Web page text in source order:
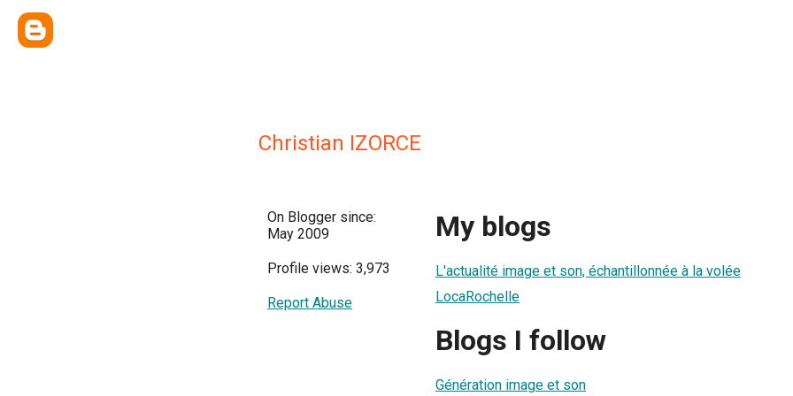
Christian IZORCE
On Blogger since:
May 2009
Profile views: 3,973
Report Abuse
My blogs
L'actualité image et son, échantillonnée à la volée
LocaRochelle
Blogs I follow
Génération image et son